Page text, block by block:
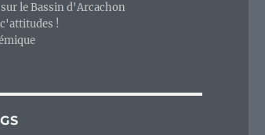
le Bassin d'Arcachon
!